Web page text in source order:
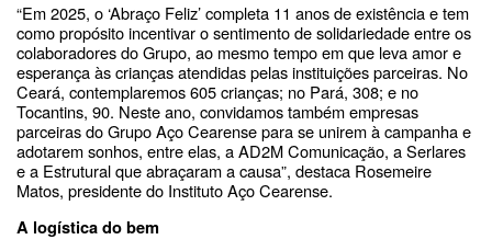
“Em 2025, o ‘Abraço Feliz’ completa 11 anos de existência e tem
como propósito incentivar o sentimento de solidariedade entre os
colaboradores do Grupo, ao mesmo tempo em que leva amor e
esperança às crianças atendidas pelas instituições parceiras. No
Ceará, contemplaremos 605 crianças; no Pará, 308; e no
Tocantins, 90. Neste ano, convidamos também empresas
parceiras do Grupo Aço Cearense para se unirem à campanha e
adotarem sonhos, entre elas, a AD2M Comunicação, a Serlares
e a Estrutural que abraçaram a causa”, destaca Rosemeire
Matos, presidente do Instituto Aço Cearense.
A logística do bem